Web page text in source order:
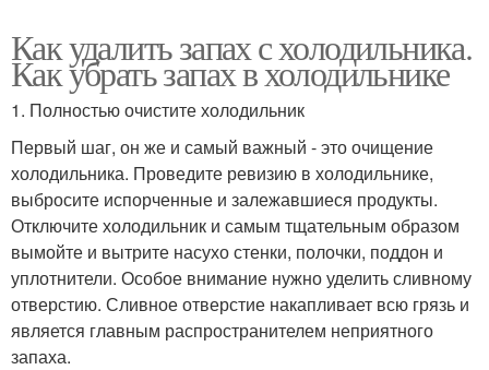
Как удалить запах с холодильника.
Как убрать запах в холодильнике
1. Полностью очистите холодильник
Первый шаг, он же и самый важный - это очищение
холодильника. Проведите ревизию в холодильнике,
выбросите испорченные и залежавшиеся продукты.
Отключите холодильник и самым тщательным образом
вымойте и вытрите насухо стенки, полочки, поддон и
уплотнители. Особое внимание нужно уделить сливному
отверстию. Сливное отверстие накапливает всю грязь и
является главным распространителем неприятного
запаха.